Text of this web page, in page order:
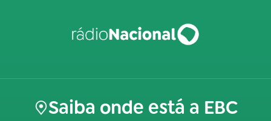
Saiba onde está a EBC